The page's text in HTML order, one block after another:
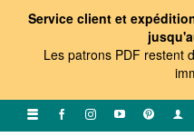
Service client et
Les patrons PDF restent